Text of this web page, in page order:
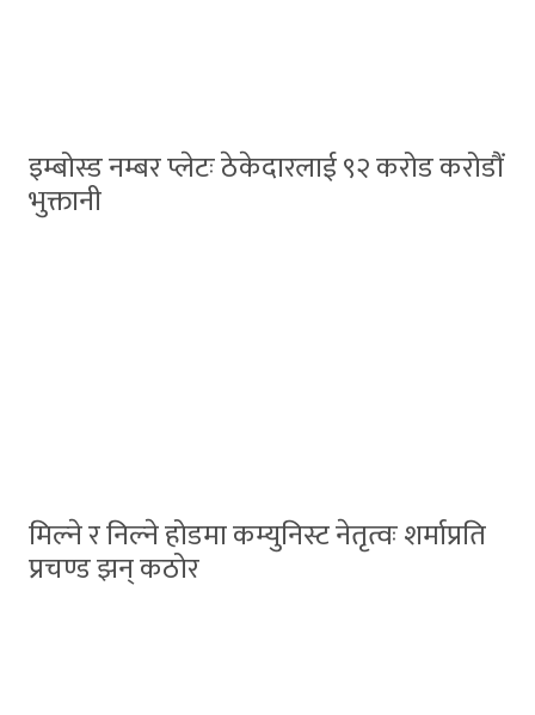
इम्बोस्ड नम्बर प्लेटः ठेकेदारलाई ९२ करोड करोडौं
भुक्तानी
मिल्ने र निल्ने होडमा कम्युनिस्ट नेतृत्वः शर्माप्रति
प्रचण्ड झन् कठोर